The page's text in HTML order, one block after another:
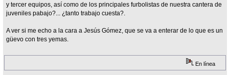
y tercer equipos, así como de los principales furbolistas de nuestra cantera de
juveniles pabajo?... ¿tanto trabajo cuesta?.
A ver si me echo a la cara a Jesús Gómez, que se va a enterar de lo que es un
güevo con tres yemas.
En línea